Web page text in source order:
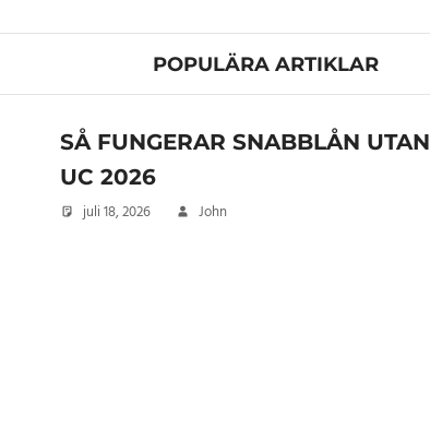
POPULÄRA ARTIKLAR
SÅ FUNGERAR SNABBLÅN UTAN
UC 2026
juli 18, 2026 John